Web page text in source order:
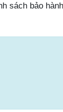
sách bảo